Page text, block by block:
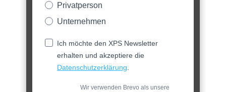
Privatperson
Unternehmen
Ich möchte den XPS Newsletter
erhalten und akzeptiere die
Datenschutzerklärung
Wir verwenden Brevo als unsere